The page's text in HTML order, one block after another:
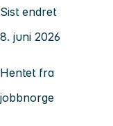
Sist endret
8. juni 2026
Hentet fra
jobbnorge